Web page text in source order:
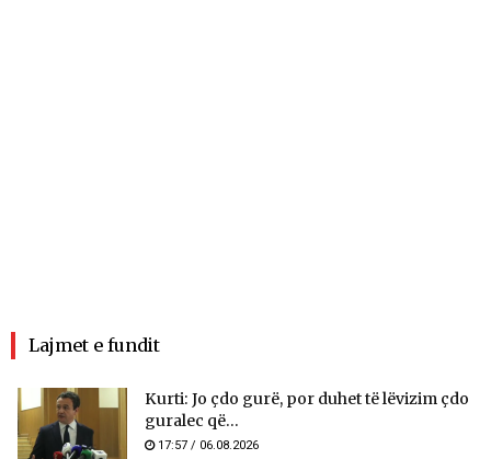
Lajmet e fundit
Kurti: Jo çdo gurë, por duhet të lëvizim çdo
guralec që...
17:57 / 06.08.2026